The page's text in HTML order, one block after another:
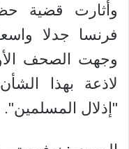
وأثارت قضية
فرنسا جدلا
وجهت الصحف
لاذعة بهذا
"إذلال المسلمين".